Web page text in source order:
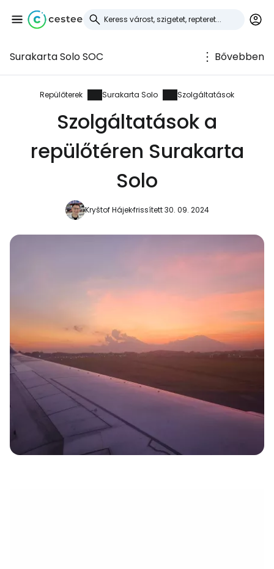
Surakarta Solo SOC Bővebben
Repülőterek Surakarta Solo Szolgáltatások
Szolgáltatások a
repülőtéren Surakarta
Solo
Kryštof Hájekfrissített 30. 09. 2024
Bejelentkezés a
Cestee-be
... az utazási közösség világszerte
Folytatás a Facebookkal